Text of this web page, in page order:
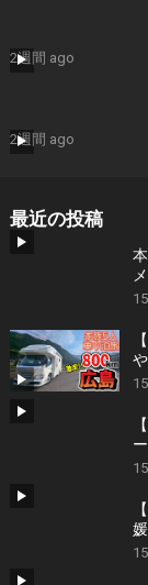
2週間 ago
2週間 ago
最近の投稿